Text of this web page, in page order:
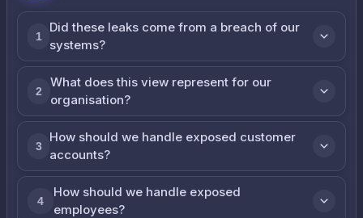
1
Did these leaks come from a breach of our
systems?
2
What does this view represent for our
organisation?
3
How should we handle exposed customer
accounts?
4
How should we handle exposed
employees?